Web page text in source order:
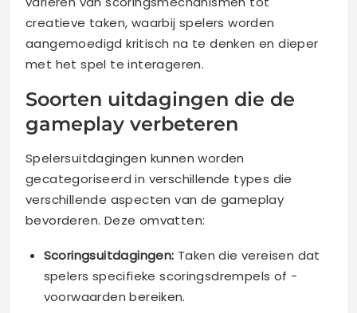
creatieve taken, waarbij spelers worden
aangemoedigd kritisch na te denken en dieper
met het spel te interageren.
Soorten uitdagingen die de
gameplay verbeteren
Spelersuitdagingen kunnen worden
gecategoriseerd in verschillende types die
verschillende aspecten van de gameplay
bevorderen. Deze omvatten:
Scoringsuitdagingen: Taken die vereisen dat
spelers specifieke scoringsdrempels of -
voorwaarden bereiken.